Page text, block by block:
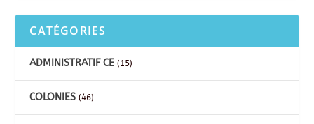
CATÉGORIES
ADMINISTRATIF CE (15)
COLONIES (46)